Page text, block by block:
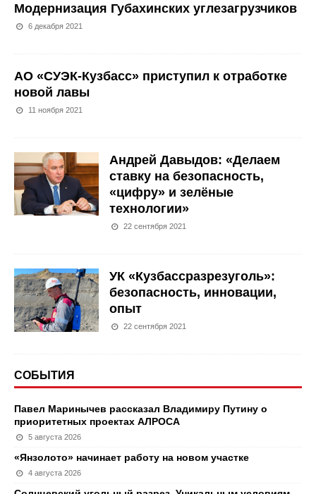
Модернизация Губахинских углезагрузчиков
6 декабря 2021
АО «СУЭК-Кузбасс» приступил к отработке
новой лавы
11 ноября 2021
Андрей Давыдов: «Делаем
ставку на безопасность,
«цифру» и зелёные
технологии»
22 сентября 2021
УК «Кузбассразрезуголь»:
безопасность, инновации,
опыт
22 сентября 2021
СОБЫТИЯ
Павел Маринычев рассказал Владимиру Путину о
приоритетных проектах АЛРОСА
5 августа 2026
«Янзолото» начинает работу на новом участке
4 августа 2026